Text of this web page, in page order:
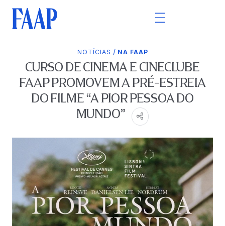
NOTÍCIAS / NA FAAP
CURSO DE CINEMA E CINECLUBE
FAAP PROMOVEM A PRÉ-ESTREIA
DO FILME “A PIOR PESSOA DO
MUNDO”